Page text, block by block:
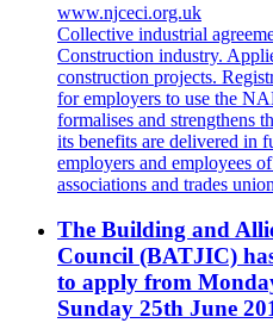
www.njceci.org.uk
Collective industrial
Construction industry.
construction projects.
for employers to use the
formalises and strengthens
its benefits are delivered in
employers and employees
associations and trades
The Building and
Council (BATJIC)
to apply from
Sunday 25th June